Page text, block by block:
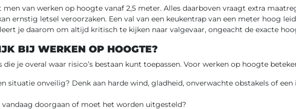
van werken op hoogte vanaf 2,5 meter. Alles daarboven vraagt extra
ernstig letsel veroorzaken. Een val van een keukentrap van een meter hoog
je daarom om altijd kritisch te kijken naar valgevaar, ongeacht de exacte
BIJ WERKEN OP HOOGTE?
je overal waar risico’s bestaan kunt toepassen. Voor werken op hoogte
situatie onveilig? Denk aan harde wind, gladheid, onverwachte obstakels of een
doorgaan of moet het worden uitgesteld?